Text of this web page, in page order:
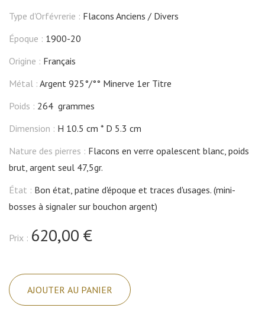
Type d'Orfévrerie : Flacons Anciens
Divers
Époque : 1900-20
Origine : Français
Métal : Argent 925°/°° Minerve 1er Titre
Poids : 264 grammes
Dimension : H 10.5 cm
D 5.3 cm
Nature des pierres : Flacons en verre opalescent blanc, poids
brut, argent seul 47,5gr.
État : Bon état, patine d'époque et traces d'usages. (mini-
bosses à signaler sur bouchon argent)
Prix : 620,00 €
de
Cave
AJOUTER AU PANIER